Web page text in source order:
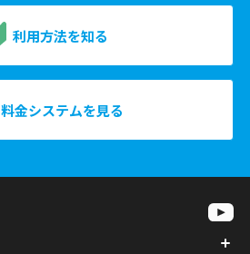
利用方法を知る
料金システムを見る